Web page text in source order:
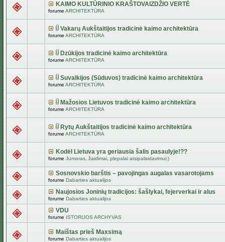
KAIMO KULTŪRINIO KRAŠTOVAIZDŽIO VERTĖ
forume ARCHITEKTŪRA
Vakarų Aukštaitijos tradicinė kaimo architektūra
forume ARCHITEKTŪRA
Dzūkijos tradicinė kaimo architektūra
forume ARCHITEKTŪRA
Suvalkijos (Sūduvos) tradicinė kaimo architektūra
forume ARCHITEKTŪRA
Mažosios Lietuvos tradicinė kaimo architektūra
forume ARCHITEKTŪRA
Rytų Aukštaitijos tradicinė kaimo architektūra
forume ARCHITEKTŪRA
Kodėl Lietuva yra geriausia šalis pasaulyje!??
forume Jumoras, žaidimai, plepalai atsipalaidavimui:)
Sosnovskio barštis – pavojingas augalas vasarotojams
forume Dabarties aktualijos
Naujosios Joninių tradicijos: šašlykai, fejerverkai ir alus
forume Dabarties aktualijos
VDU
forume ISTORIJOS ARCHYVAS
Maištas prieš Maxsimą
forume Dabarties aktualijos